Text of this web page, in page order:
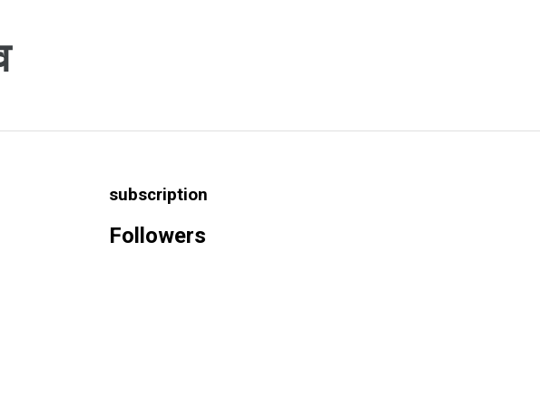
subscription
Followers